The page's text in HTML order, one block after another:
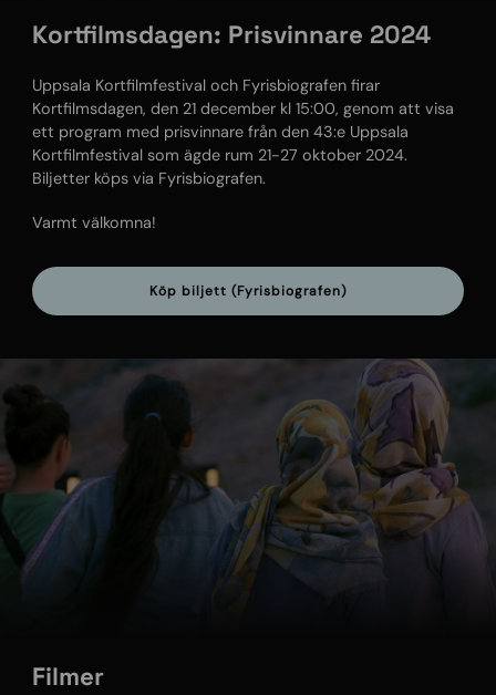
Kortfilmsdagen: Prisvinnare 2024
Uppsala Kortfilmfestival och Fyrisbiografen firar
Kortfilmsdagen, den 21 december kl 15:00, genom att visa
ett program med prisvinnare från den 43:e Uppsala
Kortfilmfestival som ägde rum 21-27 oktober 2024.
Biljetter köps via Fyrisbiografen.
Varmt välkomna!
Köp biljett (Fyrisbiografen)
Filmer